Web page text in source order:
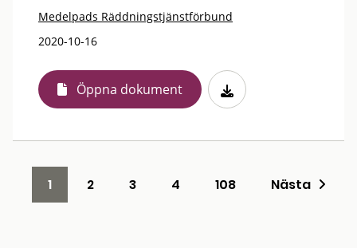
Medelpads Räddningstjänstförbund
2020-10-16
Öppna dokument
1 2 3 4 108 Nästa